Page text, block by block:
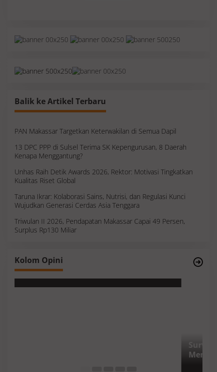
Balik ke Artikel Terbaru
PAN Makassar Targetkan Keterwakilan di Semua Dapil
13 DPC PPP di Sulsel Terima SK Kepengurusan, 8 Daerah
Kenapa Menggantung?
Unhas Raih Detik Awards 2026, Rektor: Motivasi Tingkatkan
Kualitas Riset Global
Taruna Ikrar: Kolaborasi Sains, Nutrisi, dan Regulasi Kunci
Wujudkan Generasi Cerdas Asia Tenggara
Triwulan II 2026, Pendapatan Makassar Capai 49 Persen,
Surplus Rp130 Miliar
Kolom Opini
Membaca Realitas